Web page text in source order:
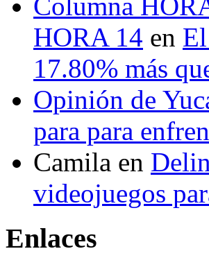
Columna
HORA 14 en
17.80% más
Opinión de
para para
Camila en
videojuegos
Enlaces